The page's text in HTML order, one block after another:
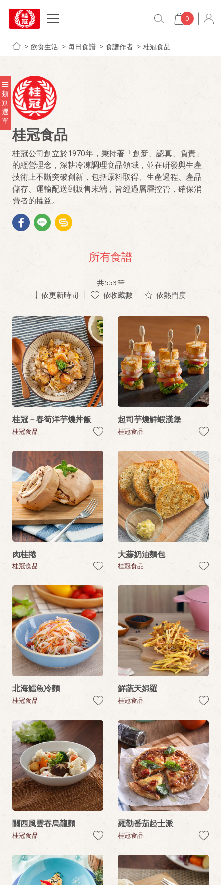
0
飲食生活 每日食譜 食譜作者 桂冠食品
類
別
選
單
桂冠食品
桂冠公司創立於1970年，秉持著「創新、認真、負責」
的經營理念，深耕冷凍調理食品領域，並在研發與生產
技術上不斷突破創新，包括原料取得、生產過程、產品
儲存、運輸配送到販售末端，皆經過層層控管，確保消
費者的權益。
所有食譜
共553筆
依更新時間
依收藏數 依熱門度
桂冠－春筍洋芋燒丼飯
桂冠食品
起司芋燒鮮蝦漢堡
桂冠食品
肉桂捲
桂冠食品
大蒜奶油麵包
桂冠食品
北海鱈魚冷麵
桂冠食品
鮮蔬天婦羅
桂冠食品
關西風雲吞烏龍麵
桂冠食品
羅勒番茄起士派
桂冠食品